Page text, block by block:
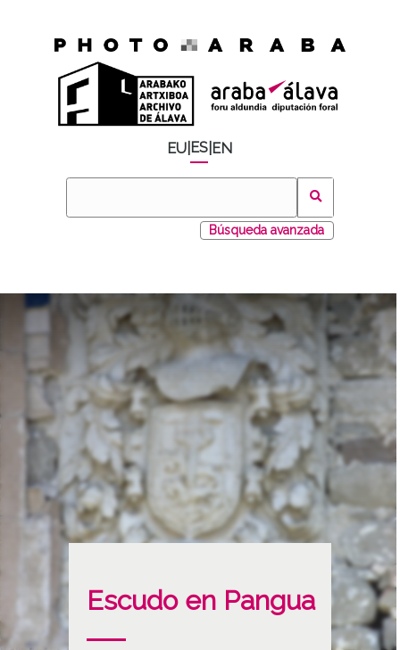
EU ES EN
Búsqueda avanzada
Escudo en Pangua